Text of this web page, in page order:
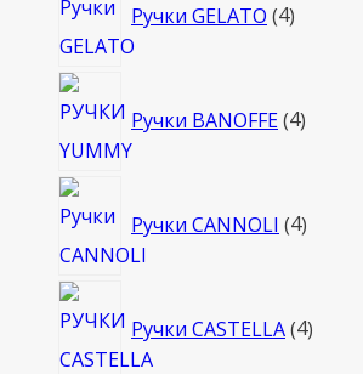
Ручки GELATO 4товара
Ручки BANOFFE 4товара
Ручки CANNOLI 4товара
Ручки CASTELLA 4товара